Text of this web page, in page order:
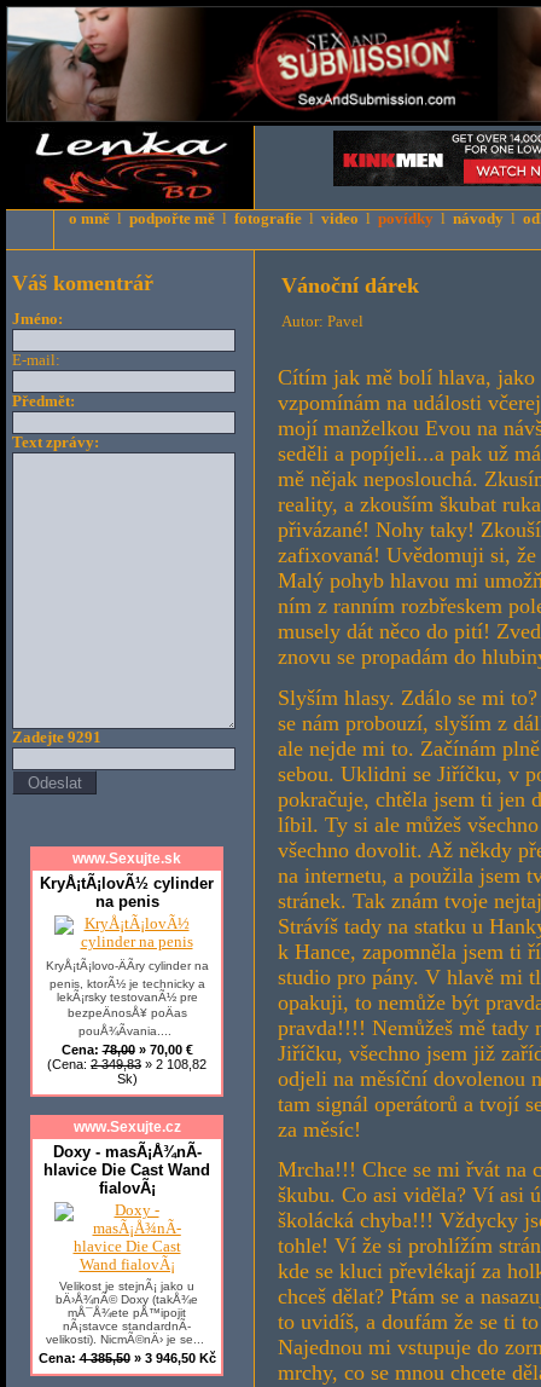
o mně l podpořte mě l fotografie l video l povídky l návody l
Vánoční dárek
Autor: Pavel
Cítím jak mě bolí hlava, jako
vzpomínám na události
mojí manželkou Evou na
seděli a popíjeli...a pak už
mě nějak neposlouchá.
reality, a zkouším škubat
přivázané! Nohy taky!
zafixovaná! Uvědomuji si,
Malý pohyb hlavou mi
ním z ranním rozbřeskem
musely dát něco do pití!
znovu se propadám do
Slyším hlasy. Zdálo se mi
se nám probouzí, slyším z
ale nejde mi to. Začínám
sebou. Uklidni se Jiříčku, v
pokračuje, chtěla jsem ti jen
líbil. Ty si ale můžeš
všechno dovolit. Až někdy
na internetu, a použila jsem
stránek. Tak znám tvoje
Strávíš tady na statku u
k Hance, zapomněla jsem ti
studio pro pány. V hlavě mi
opakuji, to nemůže být
pravda!!!! Nemůžeš mě
Jiříčku, všechno jsem již
odjeli na měsíční dovolenou
tam signál operátorů a tvojí
za měsíc!
Mrcha!!! Chce se mi řvát na
škubu. Co asi viděla? Ví asi
školácká chyba!!! Vždycky
tohle! Ví že si prohlížím
kde se kluci převlékají za
chceš dělat? Ptám se a
to uvidíš, a doufám že se ti
Najednou mi vstupuje do
mrchy, co se mnou chcete
Váš komentrář
Jméno:
E-mail:
Předmět:
Text zprávy:
Zadejte 9291
www.Sexujte.sk
KryÅ¡tÃ¡lovÃ½ cylinder
na penis
KryÅ¡tÃ¡lovo-ÄÃ­ry cylinder na
penis, ktorÃ½ je technicky a
lekÃ¡rsky testovanÃ½ pre
bezpeÄnosÅ¥ poÄas
pouÅ¾Ã­vania....
Cena:78,00» 70,00 €
(Cena: 2 349,83 » 2 108,82
Sk)
www.Sexujte.cz
Doxy - masÃ¡Å¾nÃ­
hlavice Die Cast Wand
fialovÃ¡
Velikost je stejnÃ¡ jako u
bÄ›Å¾nÃ© Doxy (takÅ¾e
mÅ¯Å¾ete pÅ™ipojit
nÃ¡stavce standardnÃ­
velikosti). NicmÃ©nÄ› je se...
Cena:4 385,50» 3 946,50 Kč